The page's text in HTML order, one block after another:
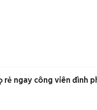
ngay công viên đình